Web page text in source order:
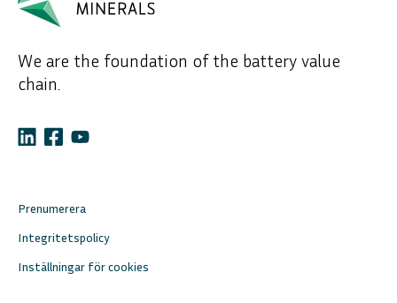
We are the foundation of the battery value
chain.
Prenumerera
Integritetspolicy
Inställningar för cookies